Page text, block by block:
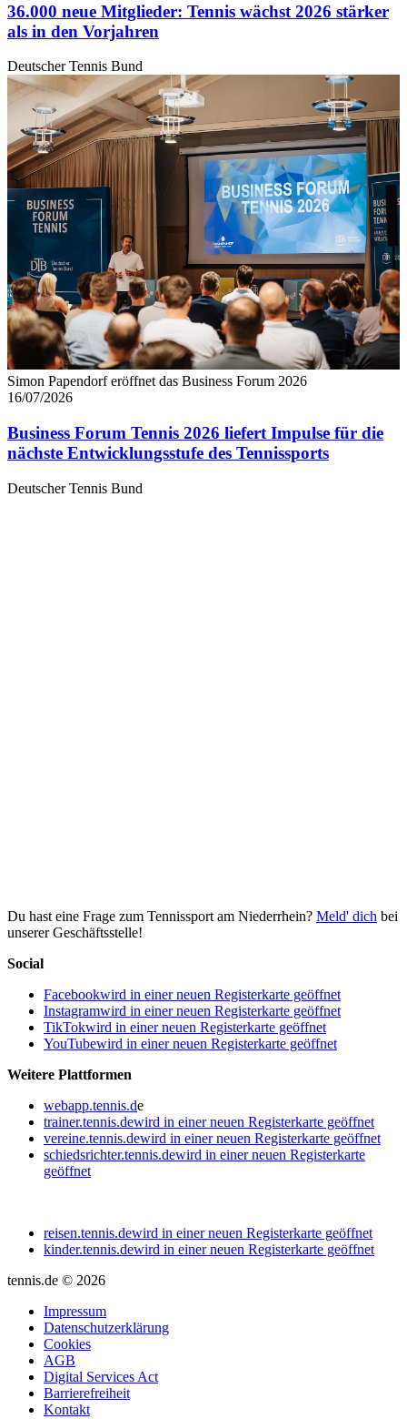
36.000 neue Mitglieder: Tennis wächst 2026 stärker
als in den Vorjahren
Deutscher Tennis Bund
Simon Papendorf eröffnet das Business Forum 2026
16/07/2026
Business Forum Tennis 2026 liefert Impulse für die
nächste Entwicklungsstufe des Tennissports
Deutscher Tennis Bund
Du hast eine Frage zum Tennissport am Niederrhein? Meld' dich bei
unserer Geschäftsstelle!
Social
Facebookwird in einer neuen Registerkarte geöffnet
Instagramwird in einer neuen Registerkarte geöffnet
TikTokwird in einer neuen Registerkarte geöffnet
YouTubewird in einer neuen Registerkarte geöffnet
Weitere Plattformen
webapp.tennis.de
trainer.tennis.dewird in einer neuen Registerkarte geöffnet
vereine.tennis.dewird in einer neuen Registerkarte geöffnet
schiedsrichter.tennis.dewird in einer neuen Registerkarte
geöffnet
reisen.tennis.dewird in einer neuen Registerkarte geöffnet
kinder.tennis.dewird in einer neuen Registerkarte geöffnet
tennis.de © 2026
Impressum
Datenschutzerklärung
Cookies
AGB
Digital Services Act
Barrierefreiheit
Kontakt